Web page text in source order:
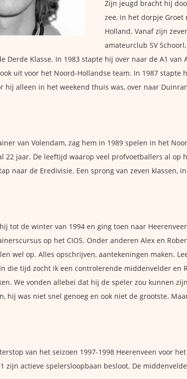
Zijn jeugd bracht hij
zee, in het dorpje Groet
Holland. Vanaf zijn
amateurclub SV
Derde Klasse. In 1983 stapte hij over naar de A1 van
uit voor het Noord-Hollandse team. In 1987 stapte
hij alleen in het weekend thuis was, over naar
van Volendam, zag hem in 1989 spelen in het
22 jaar. De leeftijd waarop veel profvoetballers al op
naar de Eredivisie. Een sprong van zeven klassen,
tot de winter van 1994 en ging toen naar
op het CIOS. Onder anderen Alex en
wel op. Alles opschrijven, aantekeningen maken.
die tijd zocht ik een controlerende middenvelder en
We vonden allebei dat hij de speler zou kunnen
hij was niet snel genoeg en ook niet de grootste.
van het seizoen 1997-1998 Heerenveen voor
zijn actieve spelersloopbaan besloot. De